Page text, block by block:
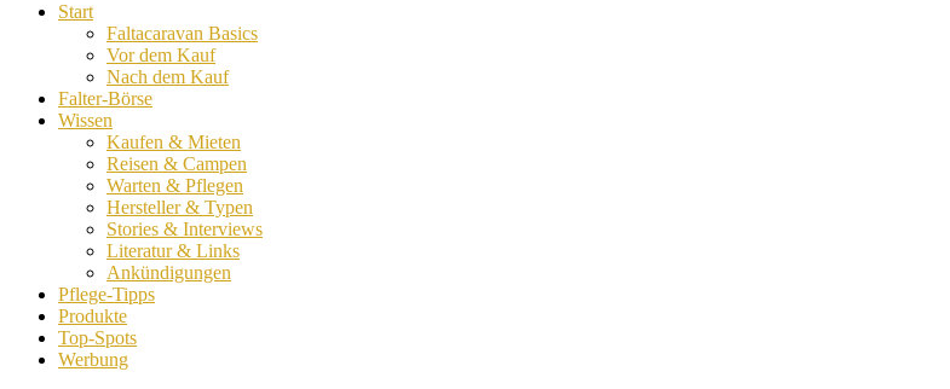
Start
Faltacaravan Basics
Vor dem Kauf
Nach dem Kauf
Falter-Börse
Wissen
Kaufen & Mieten
Reisen & Campen
Warten & Pflegen
Hersteller & Typen
Stories & Interviews
Literatur & Links
Ankündigungen
Pflege-Tipps
Produkte
Top-Spots
Werbung